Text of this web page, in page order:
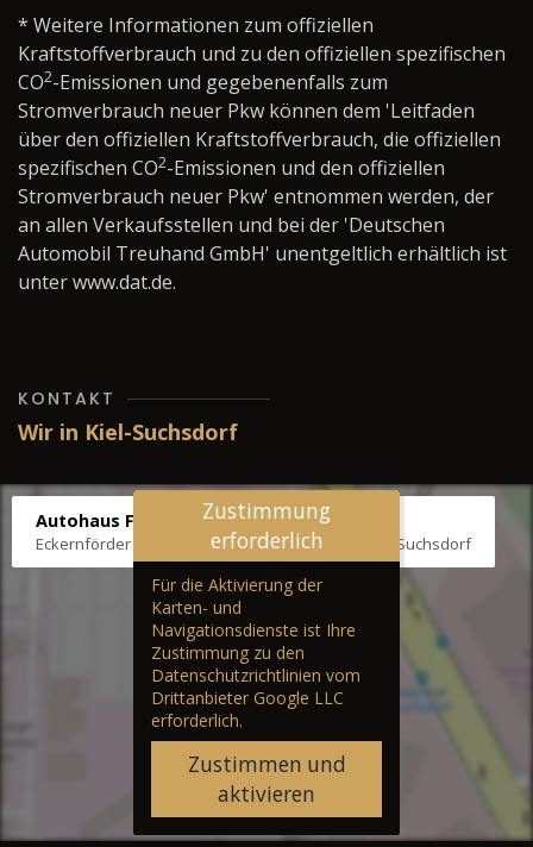
* Weitere Informationen zum offiziellen
Kraftstoffverbrauch und zu den offiziellen spezifischen
CO2-Emissionen und gegebenenfalls zum
Stromverbrauch neuer Pkw können dem 'Leitfaden
über den offiziellen Kraftstoffverbrauch, die offiziellen
spezifischen CO2-Emissionen und den offiziellen
Stromverbrauch neuer Pkw' entnommen werden, der
an allen Verkaufsstellen und bei der 'Deutschen
Automobil Treuhand GmbH' unentgeltlich erhältlich ist
unter www.dat.de.
KONTAKT
Wir in Kiel-Suchsdorf
Autohaus Fräter
Eckernförder Str. /Klausbrooker Weg 1, 24107 Kiel-Suchsdorf
Zustimmung
erforderlich
Für die Aktivierung der
Karten- und
Navigationsdienste ist Ihre
Zustimmung zu den
Datenschutzrichtlinien vom
Drittanbieter Google LLC
erforderlich.
Zustimmen und
aktivieren